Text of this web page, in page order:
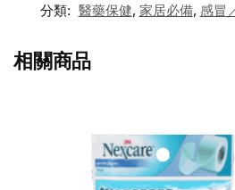
分類: 醫藥保健, 家居必備, 感冒
相關商品